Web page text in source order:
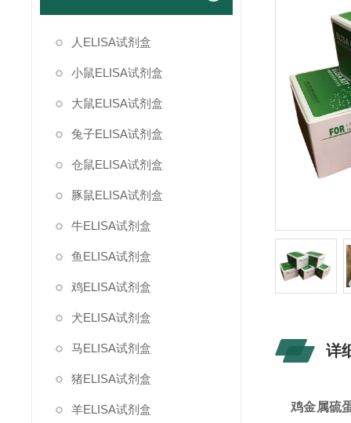
人ELISA试剂盒
小鼠ELISA试剂盒
大鼠ELISA试剂盒
兔子ELISA试剂盒
仓鼠ELISA试剂盒
豚鼠ELISA试剂盒
牛ELISA试剂盒
鱼ELISA试剂盒
鸡ELISA试剂盒
犬ELISA试剂盒
马ELISA试剂盒
猪ELISA试剂盒
羊ELISA试剂盒
详
鸡金属硫